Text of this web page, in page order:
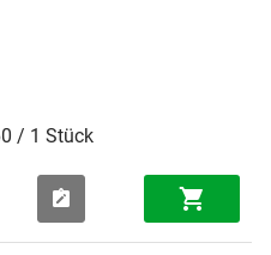
/ 1 Stück